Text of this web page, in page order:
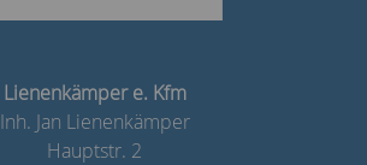
Lienenkämper e. Kfm
Inh. Jan Lienenkämper
Hauptstr. 2